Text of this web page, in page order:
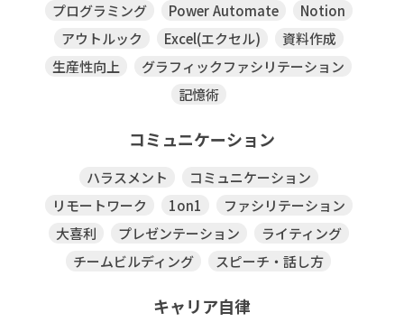
プログラミング Power Automate
Notion
アウトルック
Excel(エクセル)
資料作成
生産性向上
グラフィックファシリテーション
記憶術
コミュニケーション
ハラスメント
コミュニケーション
リモートワーク
1on1
ファシリテーション
大喜利
プレゼンテーション
ライティング
チームビルディング
スピーチ・話し方
キャリア自律